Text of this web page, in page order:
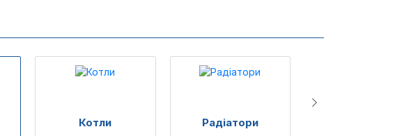
Котли Радіатори